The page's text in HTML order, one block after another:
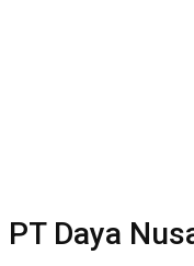
PT Daya